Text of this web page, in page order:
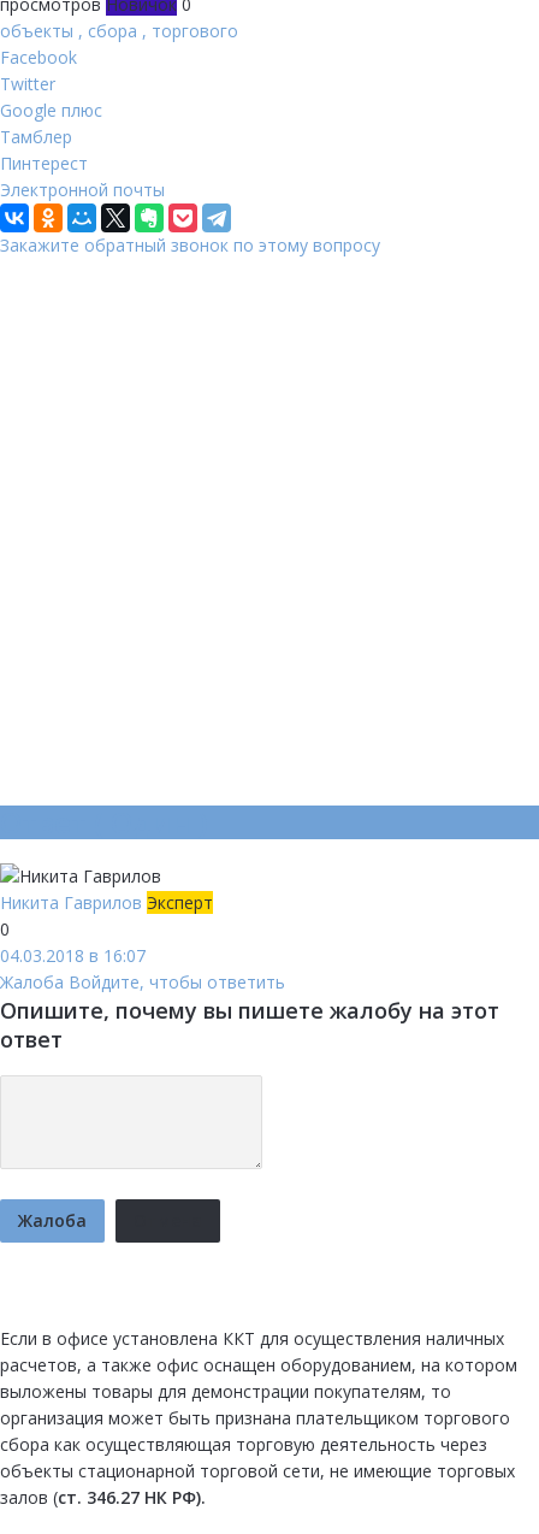
объекты , сбора , торгового
Facebook
Twitter
Google плюс
Тамблер
Пинтерест
Электронной почты
Закажите обратный звонок по этому вопросу
Никита Гаврилов Эксперт
0
04.03.2018 в 16:07
Жалоба Войдите, чтобы ответить
Опишите, почему вы пишете жалобу на этот
ответ
Жалоба
Если в офисе установлена ККТ для осуществления наличных
расчетов, а также офис оснащен оборудованием, на котором
выложены товары для демонстрации покупателям, то
организация может быть признана плательщиком торгового
сбора как осуществляющая торговую деятельность через
объекты стационарной торговой сети, не имеющие торговых
залов (ст. 346.27 НК РФ).